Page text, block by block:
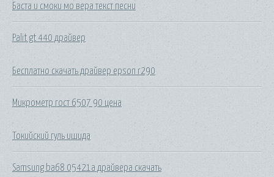
Баста и смоки мо вера текст песни
Palit gt 440 драйвер
Бесплатно скачать драйвер epson r290
Микрометр гост 6507 90 цена
Токийский гуль ишида
Samsung ba68 05421a драйвера скачать